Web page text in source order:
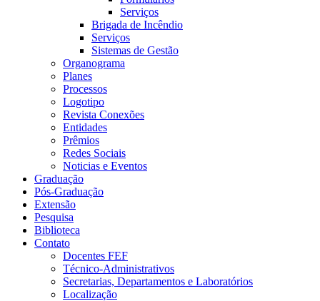
Serviços
Brigada de Incêndio
Serviços
Sistemas de Gestão
Organograma
Planes
Processos
Logotipo
Revista Conexões
Entidades
Prêmios
Redes Sociais
Noticias e Eventos
Graduação
Pós-Graduação
Extensão
Pesquisa
Biblioteca
Contato
Docentes FEF
Técnico-Administrativos
Secretarias, Departamentos e Laboratórios
Localização